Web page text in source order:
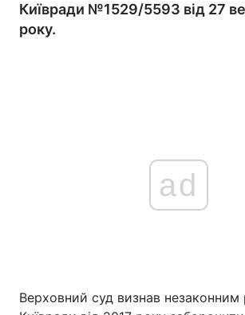
Київради №1529/5593 від 27
року.
ad
Верховний суд визнав незаконним